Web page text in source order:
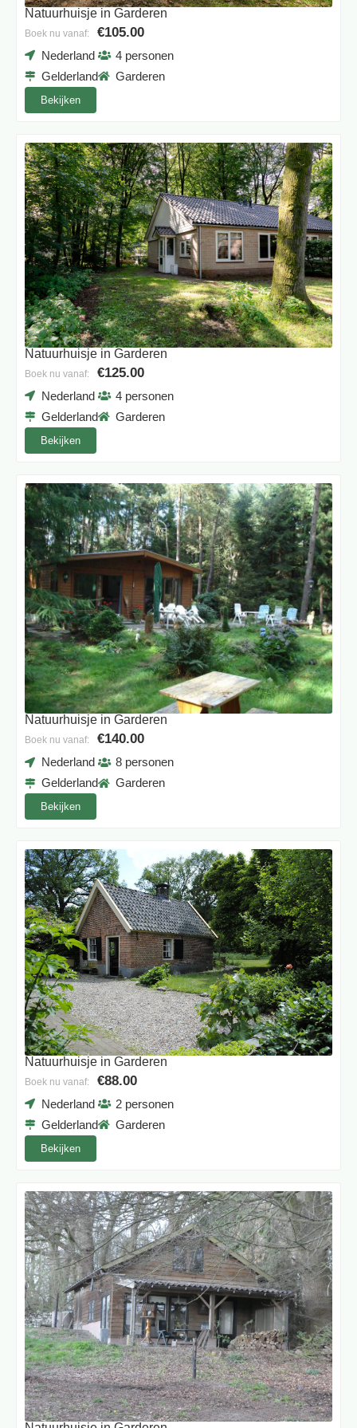
Natuurhuisje in Garderen
Boek nu vanaf: €105.00
Nederland
Gelderland
4 personen
Garderen
Bekijken
Natuurhuisje in Garderen
Boek nu vanaf: €125.00
Nederland
Gelderland
4 personen
Garderen
Bekijken
Natuurhuisje in Garderen
Boek nu vanaf: €140.00
Nederland
Gelderland
8 personen
Garderen
Bekijken
Natuurhuisje in Garderen
Boek nu vanaf: €88.00
Nederland
Gelderland
2 personen
Garderen
Bekijken